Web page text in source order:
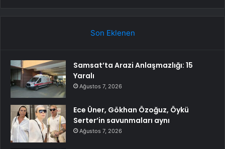
Son Eklenen
Samsat’ta Arazi Anlaşmazlığı: 15
Yaralı
Ağustos 7, 2026
Ece Üner, Gökhan Özoğuz, Öykü
Serter’in savunmaları aynı
Ağustos 7, 2026